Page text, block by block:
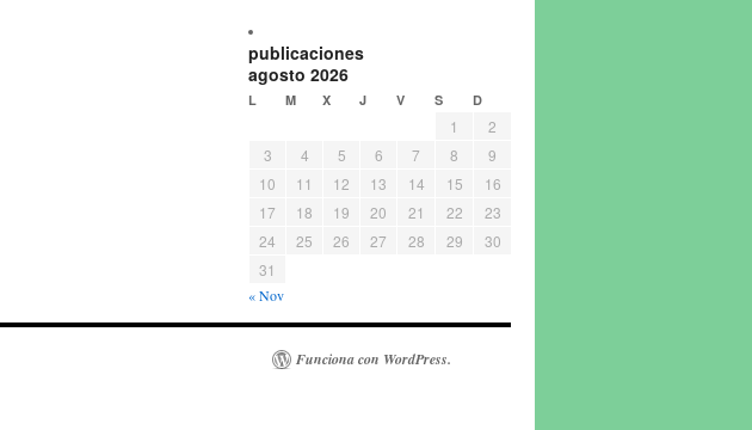
publicaciones
agosto 2026
L M X J V S D
1
2
3
4 5 6 7 8
9
10
11 12 13 14 15
16
17
18 19 20 21 22
23
24
25 26 27 28 29
30
31
« Nov
Funciona con WordPress.